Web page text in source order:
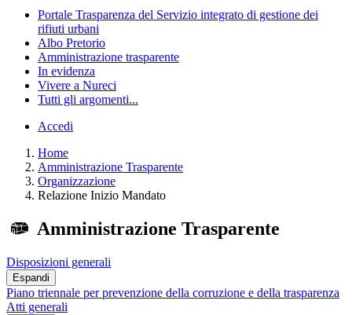
Portale Trasparenza del Servizio integrato di gestione dei
rifiuti urbani
Albo Pretorio
Amministrazione trasparente
In evidenza
Vivere a Nureci
Tutti gli argomenti...
Accedi
Home
Amministrazione Trasparente
Organizzazione
Relazione Inizio Mandato
Amministrazione Trasparente
Disposizioni generali
Espandi
Piano triennale per prevenzione della corruzione e della trasparenza
Atti generali